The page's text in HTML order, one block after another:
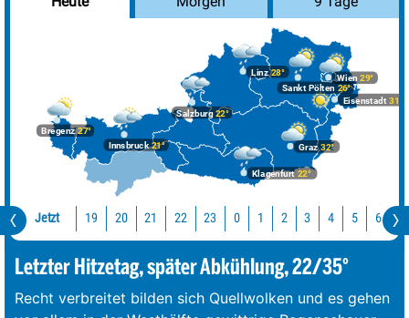
Bregenz27°
Graz32°
Innsbruck21°
Klagenfurt 22°
Linz28°
Salzburg22°
Wien 29°
Eisenstadt 31°
Sankt Pölten 26°
Jetzt 19 20 21 22 23 0 1 2 3 4 5 6 7
Letzter Hitzetag, später Abkühlung, 22/35°
Recht verbreitet bilden sich Quellwolken und es gehen